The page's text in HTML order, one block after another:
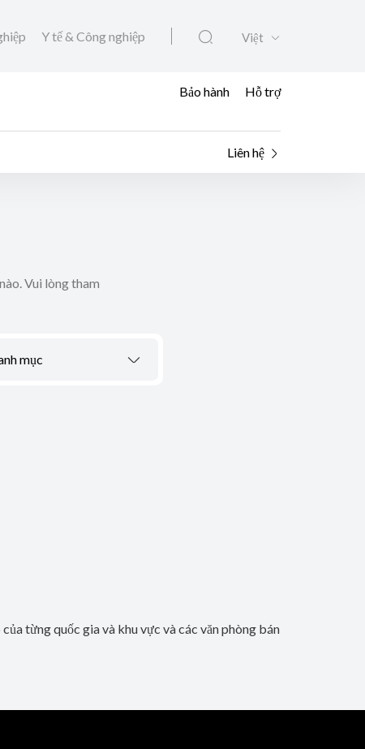
Y tế & Công nghiệp Việt
Bảo hành Hỗ trợ
Liên hệ
Vui lòng tham
mục
từng quốc gia và khu vực và các văn phòng bán